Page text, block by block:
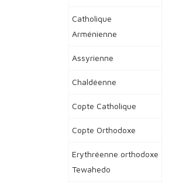
Catholique
Arménienne
Assyrienne
Chaldéenne
Copte Catholique
Copte Orthodoxe
Erythréenne orthodoxe
Tewahedo